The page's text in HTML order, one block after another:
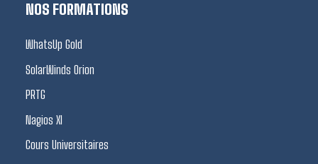
NOS FORMATIONS
WhatsUp Gold
SolarWinds Orion
PRTG
Nagios XI
Cours Universitaires